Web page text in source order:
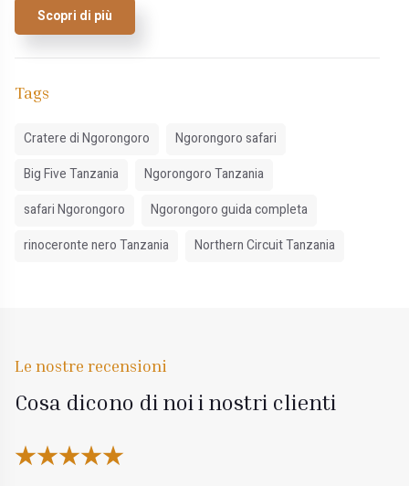
Scopri di più
Tags
Cratere di Ngorongoro
Ngorongoro safari
Big Five Tanzania
Ngorongoro Tanzania
safari Ngorongoro
Ngorongoro guida completa
rinoceronte nero Tanzania
Northern Circuit Tanzania
Le nostre recensioni
Cosa dicono di noi i nostri clienti